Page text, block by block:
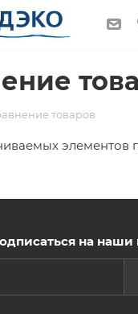
товаров
элементов
на наши